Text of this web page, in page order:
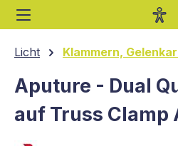
springen
Licht Klammern,
Aputure - Dual
auf Truss Clamp